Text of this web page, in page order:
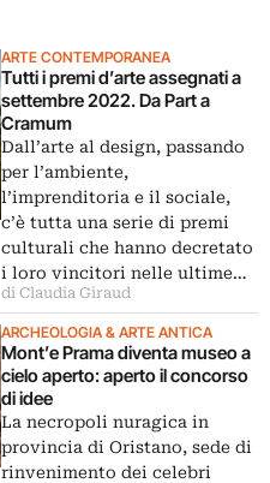
ARTE CONTEMPORANEA
Tutti i premi d’arte assegnati a
settembre 2022. Da Part a
Cramum
Dall’arte al design, passando
per l’ambiente,
l’imprenditoria e il sociale,
c’è tutta una serie di premi
culturali che hanno decretato
i loro vincitori nelle ultime…
di Claudia Giraud
ARCHEOLOGIA & ARTE ANTICA
Mont’e Prama diventa museo a
cielo aperto: aperto il concorso
di idee
La necropoli nuragica in
provincia di Oristano, sede di
rinvenimento dei celebri